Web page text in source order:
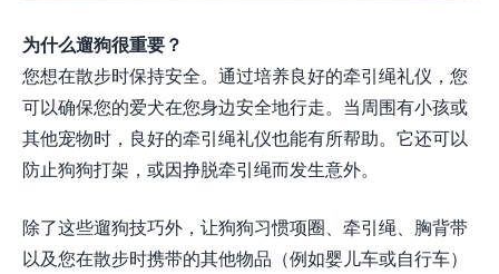
为什么遛狗很重要？
您想在散步时保持安全。通过培养良好的牵引绳礼仪，您
可以确保您的爱犬在您身边安全地行走。当周围有小孩或
其他宠物时，良好的牵引绳礼仪也能有所帮助。它还可以
防止狗狗打架，或因挣脱牵引绳而发生意外。
除了这些遛狗技巧外，让狗狗习惯项圈、牵引绳、胸背带
以及您在散步时携带的其他物品（例如婴儿车或自行车）